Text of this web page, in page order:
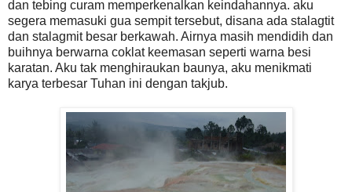
dan tebing curam memperkenalkan keindahannya. aku
segera memasuki gua sempit tersebut, disana ada stalagtit
dan stalagmit besar berkawah. Airnya masih mendidih dan
buihnya berwarna coklat keemasan seperti warna besi
karatan. Aku tak menghiraukan baunya, aku menikmati
karya terbesar Tuhan ini dengan takjub.